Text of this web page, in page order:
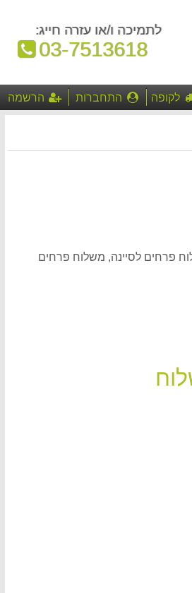
לתמיכה ו/או עזרה חייג:
טלפון:
03-7513618
לקופה התחברות הרשמה
פרחים לסיינה, משלוח פרחים